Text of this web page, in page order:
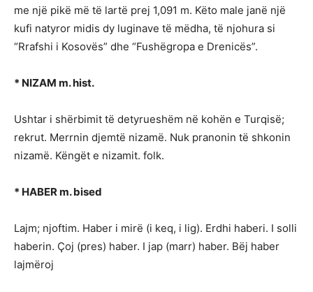
me një pikë më të lartë prej 1,091 m. Këto male janë një
kufi natyror midis dy luginave të mëdha, të njohura si
“Rrafshi i Kosovës” dhe “Fushëgropa e Drenicës”.
* NIZAM m. hist.
Ushtar i shërbimit të detyrueshëm në kohën e Turqisë;
rekrut. Merrnin djemtë nizamë. Nuk pranonin të shkonin
nizamë. Këngët e nizamit. folk.
* HABER m. bised
Lajm; njoftim. Haber i mirë (i keq, i lig). Erdhi haberi. I solli
haberin. Çoj (pres) haber. I jap (marr) haber. Bëj haber
lajmëroj